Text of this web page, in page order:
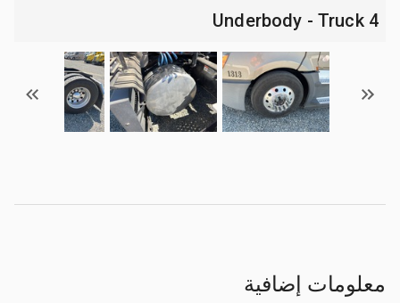
4 Underbody - Truck
معلومات إضافية